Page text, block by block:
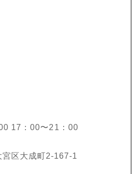
17：00〜21：00
区大成町2-167-1